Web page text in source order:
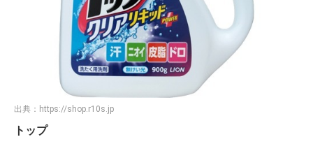
出典： https://shop.r10s.jp
トップ